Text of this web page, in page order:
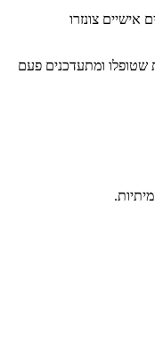
צונזרו
שטופלו ומתעדכנים פעם